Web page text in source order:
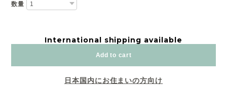
数量
International shipping available
Add to cart
日本国内にお住まいの方向け